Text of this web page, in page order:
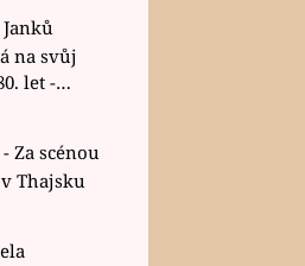
na svůj
let -
Thajsku